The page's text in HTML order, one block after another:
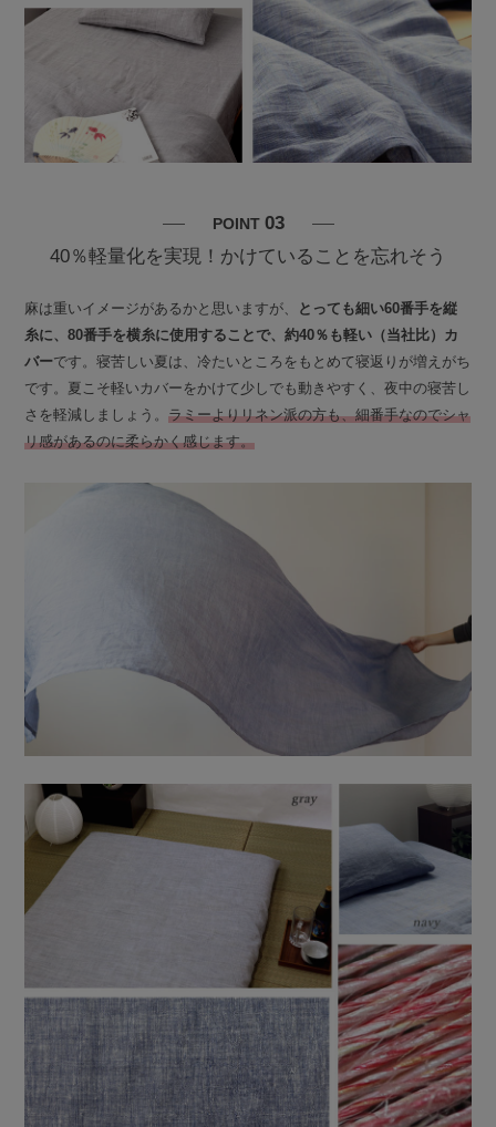
POINT 03
40％軽量化を実現！かけていることを忘れそう
麻は重いイメージがあるかと思いますが、
とっても細い60番手を縦
糸に、80番手を横糸に使用することで、約40％も軽い（当社比）カ
バーです。寝苦しい夏は、冷たいところをもとめて寝返りが増えがち
です。夏こそ軽いカバーをかけて少しでも動きやすく、夜中の寝苦し
さを軽減しましょう。ラミーよりリネン派の方も、細番手なのでシャ
リ感があるのに柔らかく感じます。